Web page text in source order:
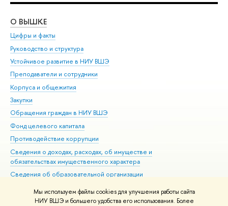
Мы используем файлы cookies для улучшения работы сайта
НИУ ВШЭ и большего удобства его использования. Более
О ВЫШКЕ
Цифры и факты
Руководство и структура
Устойчивое развитие в НИУ ВШЭ
Преподаватели и сотрудники
Корпуса и общежития
Закупки
Обращения граждан в НИУ ВШЭ
Фонд целевого капитала
Противодействие коррупции
Сведения о доходах, расходах, об имуществе и
обязательствах имущественного характера
Сведения об образовательной организации
Людям с ограниченными возможностями здоровья
Единая платежная страница